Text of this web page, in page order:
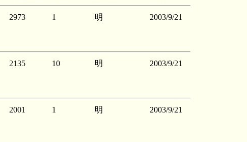
2973 1 明 2003/9/21
2135 10 明 2003/9/21
2001 1 明 2003/9/21